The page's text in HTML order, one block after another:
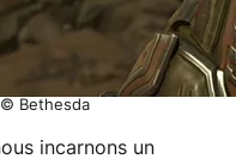
© Bethesda
incarnons un